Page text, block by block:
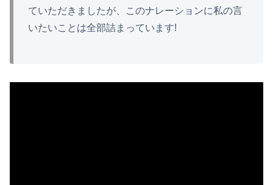
ていただきましたが、このナレーションに私の言
いたいことは全部詰まっています!